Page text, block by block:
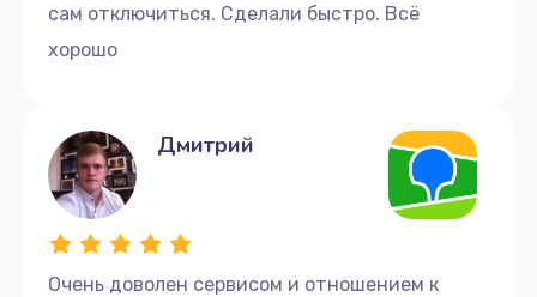
сам отключиться. Сделали быстро. Всё
хорошо
Очень доволен сервисом и отношением к
Дмитрий